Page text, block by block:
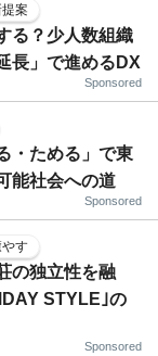
案
る？少人数組織
長」で進めるDX
Sponsored
・ためる」で東
能社会への道
Sponsored
す
の独立性を融
STYLE｣の
Sponsored